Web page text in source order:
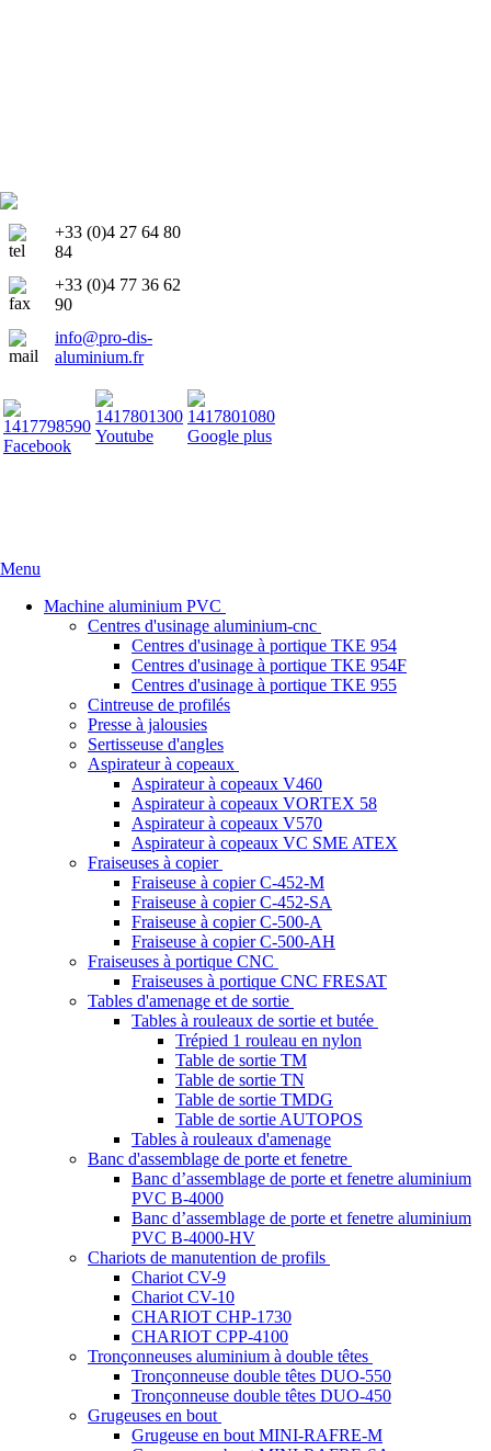
+33 (0)4 27 64 80
84
+33 (0)4 77 36 62
90
info@pro-dis-
aluminium.fr
Menu
Machine aluminium PVC
Centres d'usinage aluminium-cnc
Centres d'usinage à portique TKE 954
Centres d'usinage à portique TKE 954F
Centres d'usinage à portique TKE 955
Cintreuse de profilés
Presse à jalousies
Sertisseuse d'angles
Aspirateur à copeaux
Aspirateur à copeaux V460
Aspirateur à copeaux VORTEX 58
Aspirateur à copeaux V570
Aspirateur à copeaux VC SME ATEX
Fraiseuses à copier
Fraiseuse à copier C-452-M
Fraiseuse à copier C-452-SA
Fraiseuse à copier C-500-A
Fraiseuse à copier C-500-AH
Fraiseuses à portique CNC
Fraiseuses à portique CNC FRESAT
Tables d'amenage et de sortie
Tables à rouleaux de sortie et butée
Trépied 1 rouleau en nylon
Table de sortie TM
Table de sortie TN
Table de sortie TMDG
Table de sortie AUTOPOS
Tables à rouleaux d'amenage
Banc d'assemblage de porte et fenetre
Banc d’assemblage de porte et fenetre aluminium
PVC B-4000
Banc d’assemblage de porte et fenetre aluminium
PVC B-4000-HV
Chariots de manutention de profils
Chariot CV-9
Chariot CV-10
CHARIOT CHP-1730
CHARIOT CPP-4100
Tronçonneuses aluminium à double têtes
Tronçonneuse double têtes DUO-550
Tronçonneuse double têtes DUO-450
Grugeuses en bout
Grugeuse en bout MINI-RAFRE-M